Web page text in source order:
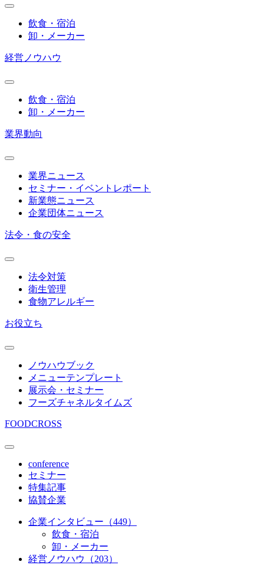
飲食・宿泊
卸・メーカー
経営ノウハウ
飲食・宿泊
卸・メーカー
業界動向
業界ニュース
セミナー・イベントレポート
新業態ニュース
企業団体ニュース
法令・食の安全
法令対策
衛生管理
食物アレルギー
お役立ち
ノウハウブック
メニューテンプレート
展示会・セミナー
フーズチャネルタイムズ
FOODCROSS
conference
セミナー
特集記事
協賛企業
企業インタビュー（449）
飲食・宿泊
卸・メーカー
経営ノウハウ（203）